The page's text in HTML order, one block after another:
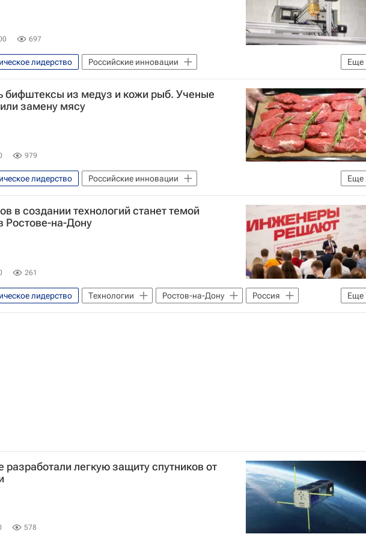
697
Еще
лидерство
Российские инновации
архитектурно-строительный университет (ТГАСУ)
бифштексы из медуз и кожи рыб. Ученые
замену мясу
979
Еще
лидерство
Российские инновации
федеральный университет
Продовольственная безопасность
в создании технологий станет темой
Ростове-на-Дону
261
Еще
лидерство Технологии Ростов-на-Дону
Россия
государственный университет
Уральский федеральный университет
разработали легкую защиту спутников от
578